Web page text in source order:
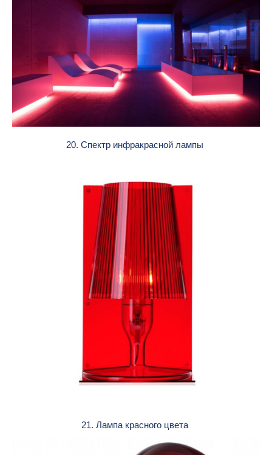
20. Спектр инфракрасной лампы
21. Лампа красного цвета